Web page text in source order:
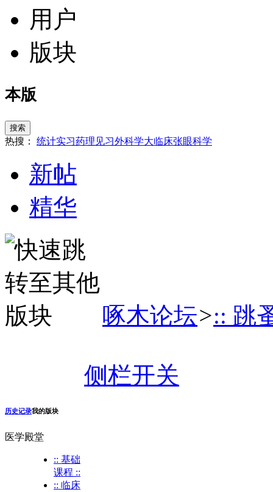
用户
版块
本版
搜索
热搜： 统计实习药理 见习外科学大临床张眼科学
新帖
精华
啄木论坛>:: 跳
侧栏开关
历史记录我的版块
医学殿堂
:: 基础
课程 ::
:: 临床